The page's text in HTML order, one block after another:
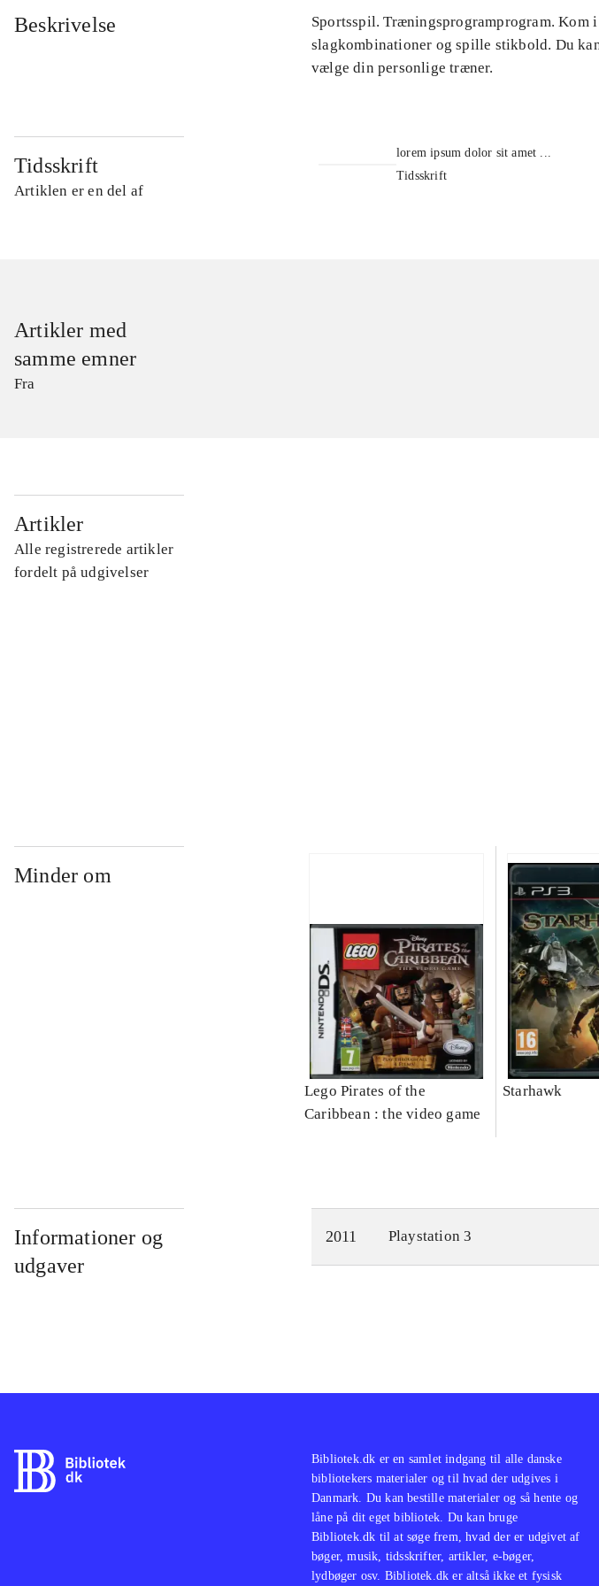
Beskrivelse
Sportsspil. Træningsprogramprogram. Kom
slagkombinationer og spille stikbold. Du
vælge din personlige træner.
Tidsskrift
Artiklen er en del af
lorem ipsum dolor sit amet ...
Tidsskrift
Artikler med
samme emner
Fra
Artikler
Alle registrerede artikler
fordelt på udgivelser
Minder om
Lego Pirates of the
Caribbean : the video game
Starhawk
Informationer og
udgaver
2011 Playstation 3
Bibliotek.dk er en samlet indgang til alle danske
bibliotekers materialer og til hvad der udgives i
Danmark. Du kan bestille materialer og så hente og
låne på dit eget bibliotek. Du kan bruge
Bibliotek.dk til at søge frem, hvad der er udgivet af
bøger, musik, tidsskrifter, artikler, e-bøger,
lydbøger osv. Bibliotek.dk er altså ikke et fysisk